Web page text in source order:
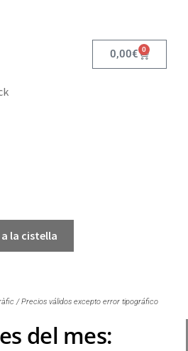
0,00€ 0
la cistella
/ Precios válidos excepto error tipográfico
del mes: